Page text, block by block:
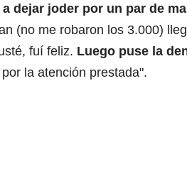
dejar joder por un par de
(no me robaron los 3.000)
fuí feliz. Luego puse la
la atención prestada".